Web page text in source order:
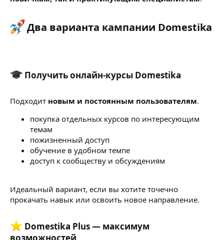
Два варианта кампании Domestika​
Получить онлайн-курсы Domestika​
Подходит новым и постоянным пользователям.
покупка отдельных курсов по интересующим
темам
пожизненный доступ
обучение в удобном темпе
доступ к сообществу и обсуждениям
Идеальный вариант, если вы хотите точечно
прокачать навык или освоить новое направление.
Domestika Plus — максимум